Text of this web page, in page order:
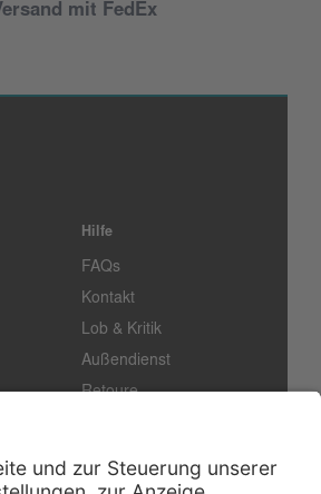
mit FedEx
Hilfe
FAQs
Kontakt
Lob & Kritik
Außendienst
Retoure
Rechtliches